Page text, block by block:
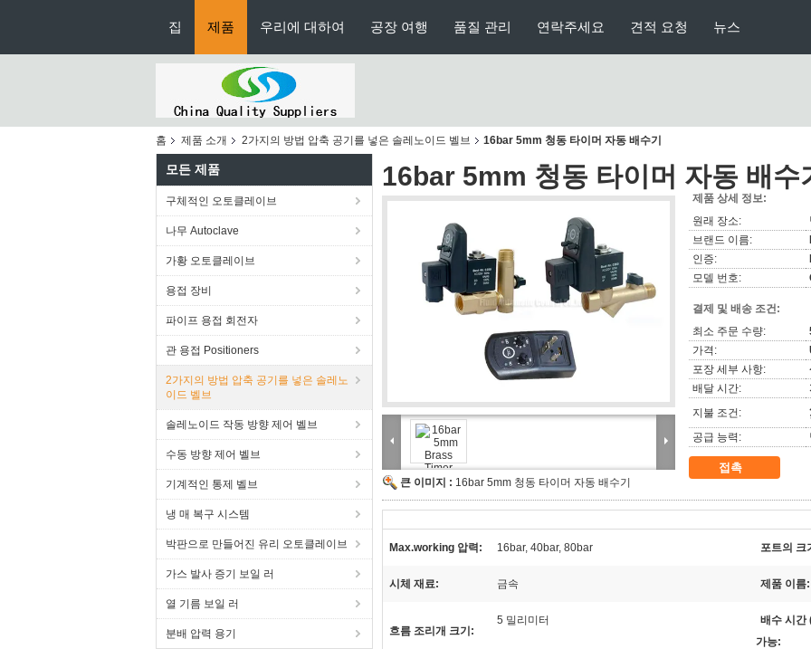
집 제품 우리에 대하여 공장 여행 품질 관리 연락주세요 견적 요청 뉴스
홈 제품 소개 2가지의 방법 압축 공기를 넣은 솔레노이드 벨브 16bar 5mm 청동 타이머 자동 배수기
모든 제품
구체적인 오토클레이브
나무 Autoclave
가황 오토클레이브
용접 장비
파이프 용접 회전자
관 용접 Positioners
2가지의 방법 압축 공기를 넣은 솔레노
이드 벨브
솔레노이드 작동 방향 제어 벨브
수동 방향 제어 벨브
기계적인 통제 벨브
냉 매 복구 시스템
박판으로 만들어진 유리 오토클레이브
가스 발사 증기 보일 러
열 기름 보일 러
분배 압력 용기
16bar 5mm 청동 타이머 자동 배수
큰 이미지 : 16bar 5mm 청동 타이머 자동 배수기
제품 상세 정보:
원래 장소:
브랜드 이름:
인증:
모델 번호:
결제 및 배송 조건:
최소 주문 수량:
가격:
포장 세부 사항:
배달 시간:
지불 조건:
공급 능력:
접촉
Max.working 압력: 16bar, 40bar, 80bar 포트의 크
시체 재료: 금속 제품 이름:
흐름 조리개 크기:
5 밀리미터
배수 시간
가능: